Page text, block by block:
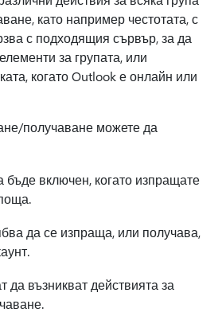
като например честотата, с
с подходящия сървър, за да
за групата, или
когато Outlook е онлайн или
получаване можете да
бъде включен, когато изпращате
да се изпраща, или получава,
да възникват действията за